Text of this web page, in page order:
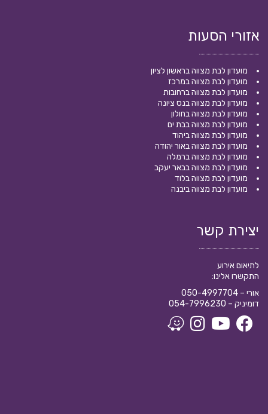
אזורי הסעות
מועדון לבת מצווה בראשון לציון
מועדון לבת מצווה במרכז
מועדון לבת מצווה ברחובות
מועדון לבת מצווה בנס ציונה
מועדון לבת מצווה בחולון
מועדון לבת מצווה בבת ים
מועדון לבת מצווה ביהוד
מועדון לבת מצווה באור יהודה
מועדון לבת מצווה ברמלה
מועדון לבת מצווה בבאר יעקב
מועדון לבת מצווה בלוד
מועדון לבת מצווה ביבנה
יצירת קשר
לתיאום אירוע
התקשרו אלינו:
אורי – 050-4997704
דומיניק – 054-7996230